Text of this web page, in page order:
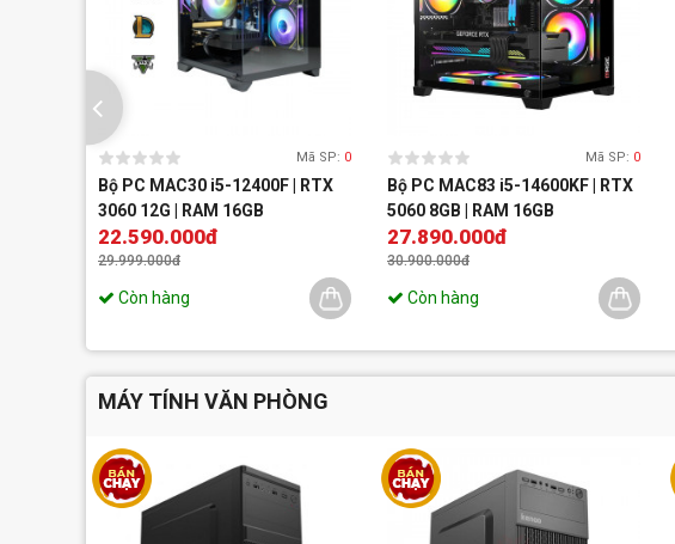
Mã SP: 0
Bộ PC MAC30 i5-12400F | RTX
3060 12G | RAM 16GB
22.590.000đ
29.999.000đ
Còn hàng
Mã SP: 0
Bộ PC MAC83 i5-14600KF | RTX
5060 8GB | RAM 16GB
27.890.000đ
30.900.000đ
Còn hàng
MÁY TÍNH VĂN PHÒNG